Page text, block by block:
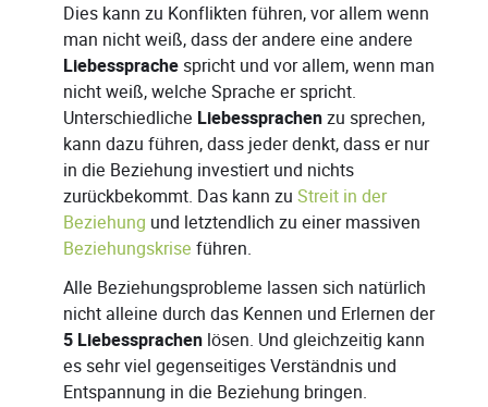
Dies kann zu Konflikten führen, vor allem wenn
man nicht weiß, dass der andere eine andere
Liebessprachespricht und vor allem, wenn man
nicht weiß, welche Sprache er spricht.
Unterschiedliche Liebessprachenzu sprechen,
kann dazu führen, dass jeder denkt, dass er nur
in die Beziehung investiert und nichts
zurückbekommt. Das kann zu Streit in der
Beziehung und letztendlich zu einer massiven
Beziehungskrise führen.
Alle Beziehungsprobleme lassen sich natürlich
nicht alleine durch das Kennen und Erlernen der
5 Liebessprachen lösen. Und gleichzeitig kann
es sehr viel gegenseitiges Verständnis und
Entspannung in die Beziehung bringen.